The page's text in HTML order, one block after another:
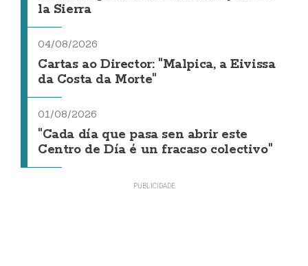
la Sierra
04/08/2026
Cartas ao Director: "Malpica, a Eivissa
da Costa da Morte"
01/08/2026
"Cada día que pasa sen abrir este
Centro de Día é un fracaso colectivo"